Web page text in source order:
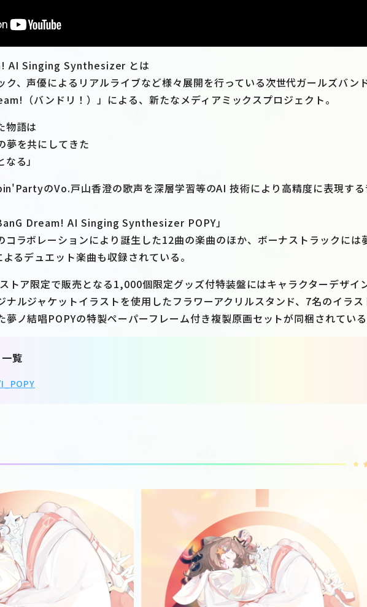
AI Singing Synthesizer とは
ク、声優によるリアルライブなど様々展開を行っている次世代ガールズバン
（バンドリ！）」による、新たなメディアミックスプロジェクト。
物語は
夢を共にしてきた
る」
のVo.戸山香澄の歌声を深層学習等のAI 技術により高精度に表現する
Dream! AI Singing Synthesizer POPY」
コラボレーションにより誕生した12曲の楽曲のほか、ボーナストラックには
るデュエット楽曲も収録されている。
トア限定で販売となる1,000個限定グッズ付特装盤にはキャラクターデザイ
ナルジャケットイラストを使用したフラワーアクリルスタンド、7名のイラス
ノ結唱POPYの特製ペーパーフレーム付き複製原画セットが同梱されている
覧